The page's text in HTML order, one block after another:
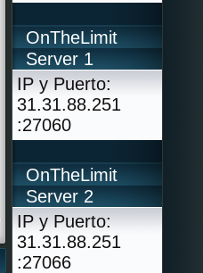
OnTheLimit
Server 1
IP y Puerto:
31.31.88.251
:27060
OnTheLimit
Server 2
IP y Puerto:
31.31.88.251
:27066